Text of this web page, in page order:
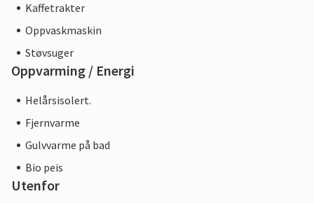
Kaffetrakter
Oppvaskmaskin
Støvsuger
Oppvarming / Energi
Helårsisolert.
Fjernvarme
Gulvvarme på bad
Bio peis
Utenfor